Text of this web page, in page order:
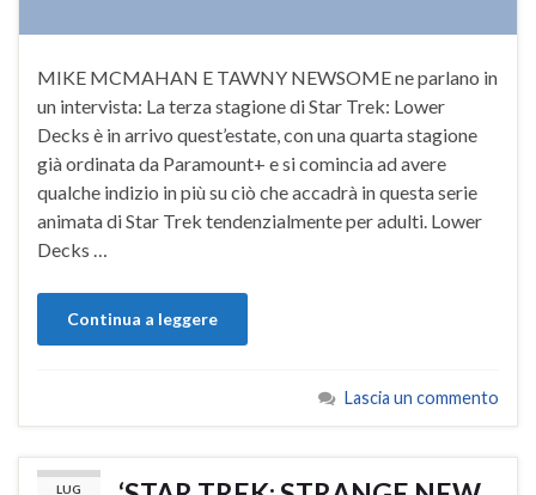
MIKE MCMAHAN E TAWNY NEWSOME ne parlano in
un intervista: La terza stagione di Star Trek: Lower
Decks è in arrivo quest’estate, con una quarta stagione
già ordinata da Paramount+ e si comincia ad avere
qualche indizio in più su ciò che accadrà in questa serie
animata di Star Trek tendenzialmente per adulti. Lower
Decks …
Continua a leggere
Lascia un commento
LUG